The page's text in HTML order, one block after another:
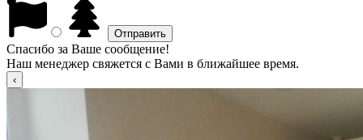
Спасибо за Ваше сообщение!
Наш менеджер свяжется с Вами в ближайшее время.